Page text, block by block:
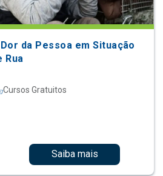
da Pessoa em Situação
Rua
Cursos Gratuitos
Saiba mais